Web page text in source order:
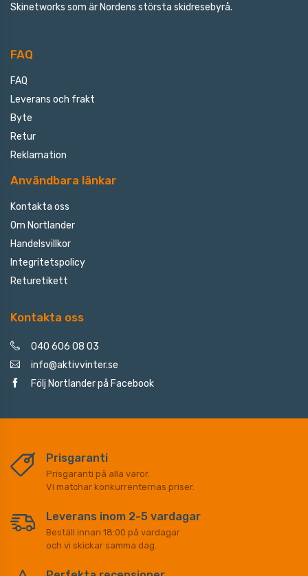
Skinetworks som är Nordens största skidresebyrå.
FAQ
FAQ
Leverans och frakt
Byte
Retur
Reklamation
Användbara länkar
Kontakta oss
Om Nortlander
Handelsvillkor
Integritetspolicy
Returetikett
Kontakta oss
040 606 08 03
info@aktivvinter.se
Följ Nortlander på Facebook
Prisgaranti
Prisgaranti på alla varor.
Vi matchar konkurrenternas priser.
Leverans inom 2-5 vardagar
Beställ innan 18:00 på vardagar
och vi skickar samma dag.